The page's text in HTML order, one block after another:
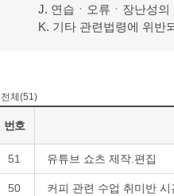
J. 연습ㆍ오류ㆍ장난성의
K. 기타 관련법령에 위반
전체(51)
번호
51 유튜브 쇼츠 제작.편집
50 커피 관련 수업 취미반